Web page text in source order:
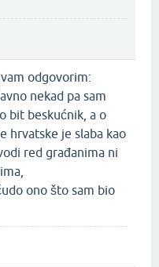
odgovorim:
nekad pa sam
bit beskućnik, a o
hrvatske je slaba kao
red građanima ni
ono što sam bio